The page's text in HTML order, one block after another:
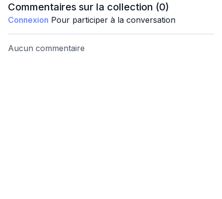
Commentaires sur la collection (0)
Connexion Pour participer à la conversation
Aucun commentaire